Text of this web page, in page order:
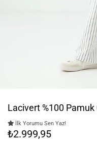
Lacivert %100
İlk Yorumu Sen Yaz!
₺2.999,95